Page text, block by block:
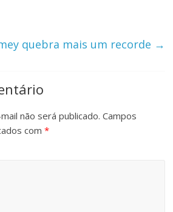
quebra mais um recorde →
não será publicado. Campos
com*